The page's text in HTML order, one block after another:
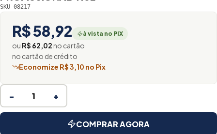
SKU 08217
R$ 58,92 à vista no PIX
ou R$ 62,02no cartão
no cartão de crédito
Economize R$ 3,10 no Pix
− +
COMPRAR AGORA